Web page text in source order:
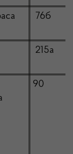
76б
215а
90